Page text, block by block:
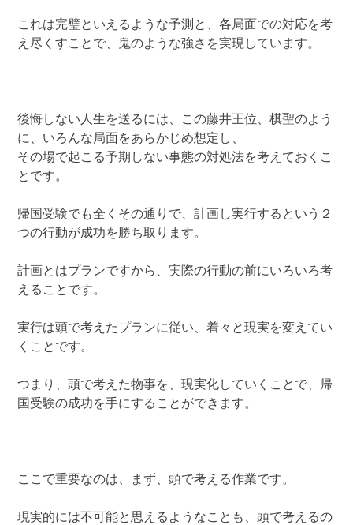
これは完璧といえるような予測と、各局面での対応を考
え尽くすことで、鬼のような強さを実現しています。
後悔しない人生を送るには、この藤井王位、棋聖のよう
に、いろんな局面をあらかじめ想定し、
その場で起こる予期しない事態の対処法を考えておくこ
とです。
帰国受験でも全くその通りで、計画し実行するという２
つの行動が成功を勝ち取ります。
計画とはプランですから、実際の行動の前にいろいろ考
えることです。
実行は頭で考えたプランに従い、着々と現実を変えてい
くことです。
つまり、頭で考えた物事を、現実化していくことで、帰
国受験の成功を手にすることができます。
ここで重要なのは、まず、頭で考える作業です。
現実的には不可能と思えるようなことも、頭で考えるの